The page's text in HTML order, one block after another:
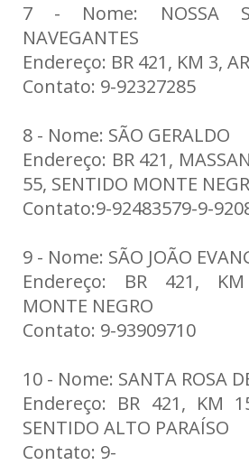
7 - Nome: NOSSA
NAVEGANTES
Endereço: BR 421, KM 3,
Contato: 9-92327285
8 - Nome: SÃO GERALDO
Endereço: BR 421,
55, SENTIDO MONTE
Contato:9-92483579-9-
9 - Nome: SÃO JOÃO
Endereço: BR 421,
MONTE NEGRO
Contato: 9-93909710
10 - Nome: SANTA ROSA
Endereço: BR 421, KM
SENTIDO ALTO PARAÍSO
Contato: 9-